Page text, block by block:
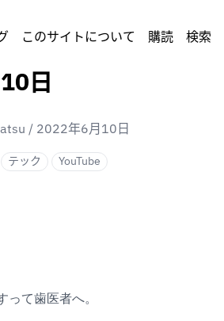
このサイトについて 購読 検索
日
/ 2022年6月10日
テック YouTube
て歯医者へ。